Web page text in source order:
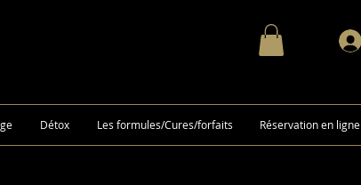
Détox Les formules/Cures/forfaits Réservation en ligne